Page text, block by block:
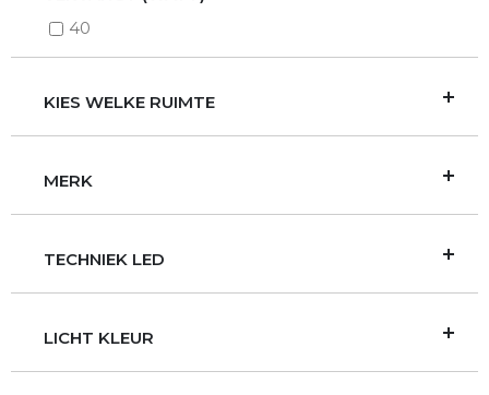
40
KIES WELKE RUIMTE
MERK
TECHNIEK LED
LICHT KLEUR